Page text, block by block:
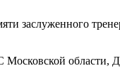
заслуженного
Московской